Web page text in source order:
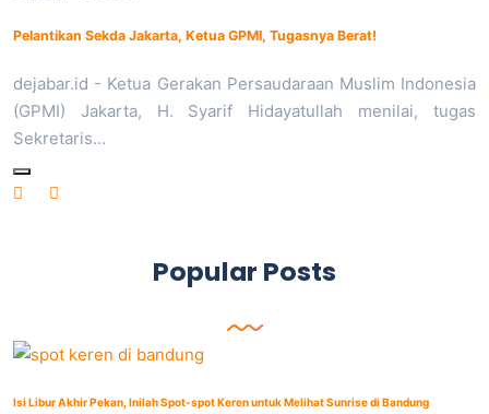
Pelantikan Sekda Jakarta, Ketua GPMI, Tugasnya Berat!
dejabar.id - Ketua Gerakan Persaudaraan Muslim Indonesia
(GPMI) Jakarta, H. Syarif Hidayatullah menilai, tugas
Sekretaris…
Popular Posts
Isi Libur Akhir Pekan, Inilah Spot-spot Keren untuk Melihat Sunrise di Bandung